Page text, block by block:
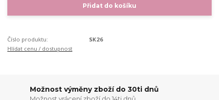
Přidat do košíku
Číslo produktu:
SK26
Hlídat cenu / dostupnost
Možnost výměny zboží do 30ti dnů